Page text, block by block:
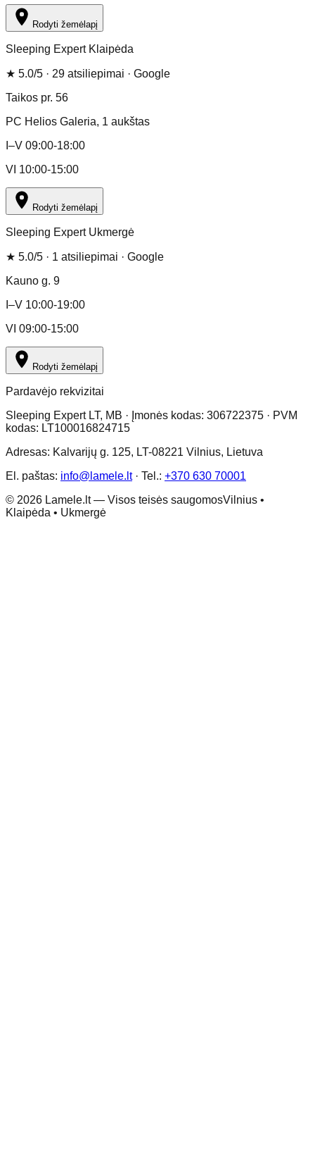
Rodyti žemėlapį
Sleeping Expert Klaipėda
★ 5.0/5 · 29 atsiliepimai · Google
Taikos pr. 56
PC Helios Galeria, 1 aukštas
I–V 09:00-18:00
VI 10:00-15:00
Rodyti žemėlapį
Sleeping Expert Ukmergė
★ 5.0/5 · 1 atsiliepimai · Google
Kauno g. 9
I–V 10:00-19:00
VI 09:00-15:00
Rodyti žemėlapį
Pardavėjo rekvizitai
Sleeping Expert LT, MB · Įmonės kodas: 306722375 · PVM
kodas: LT100016824715
Adresas: Kalvarijų g. 125, LT-08221 Vilnius, Lietuva
El. paštas: info@lamele.lt· Tel.: +370 630 70001
© 2026 Lamele.lt — Visos teisės saugomosVilnius •
Klaipėda • Ukmergė